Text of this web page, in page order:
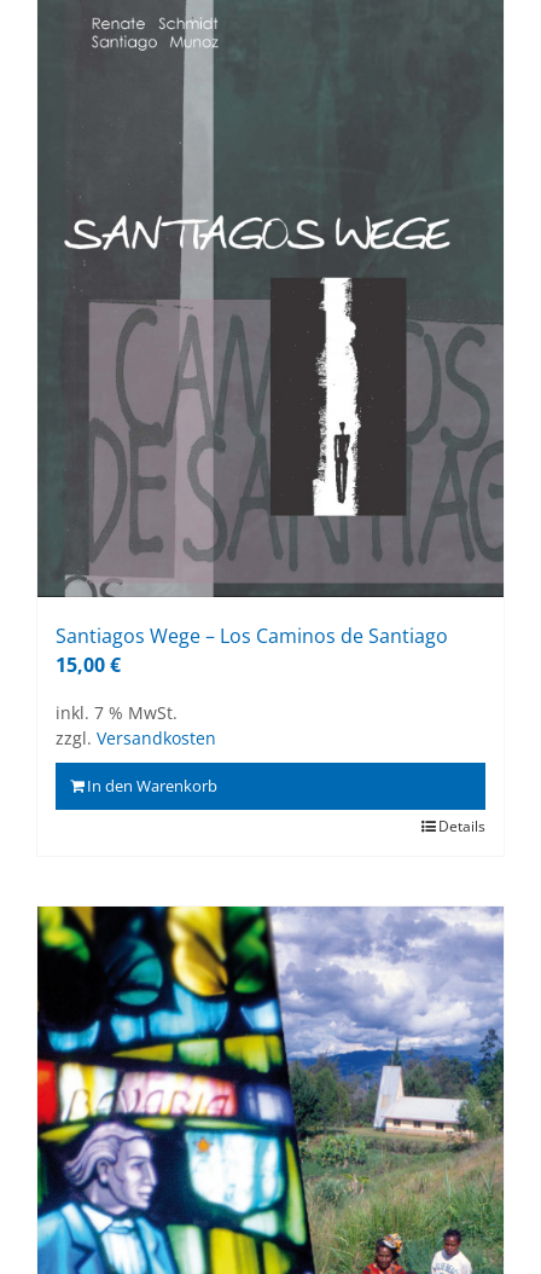
Sant­ia­gos Wege – Los Ca­mi­nos de Sant­ia­go
15,00€
inkl. 7 % MwSt.
zzgl. Versandkosten
In den Warenkorb
Details